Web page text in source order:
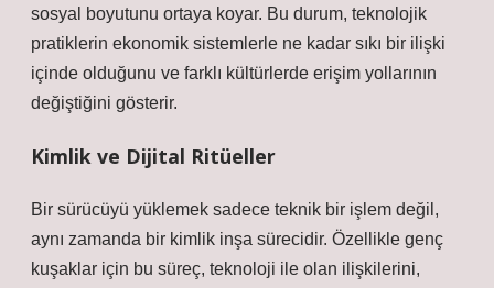
sosyal boyutunu ortaya koyar. Bu durum, teknolojik
pratiklerin ekonomik sistemlerle ne kadar sıkı bir ilişki
içinde olduğunu ve farklı kültürlerde erişim yollarının
değiştiğini gösterir.
Kimlik ve Dijital Ritüeller
Bir sürücüyü yüklemek sadece teknik bir işlem değil,
aynı zamanda bir kimlik inşa sürecidir. Özellikle genç
kuşaklar için bu süreç, teknoloji ile olan ilişkilerini,